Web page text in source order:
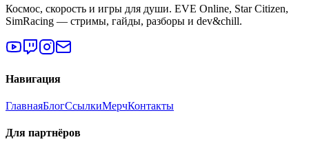
Космос, скорость и игры для души. EVE Online, Star Citizen,
SimRacing — стримы, гайды, разборы и dev&chill.
Навигация
ГлавнаяБлогСсылкиМерчКонтакты
Для партнёров